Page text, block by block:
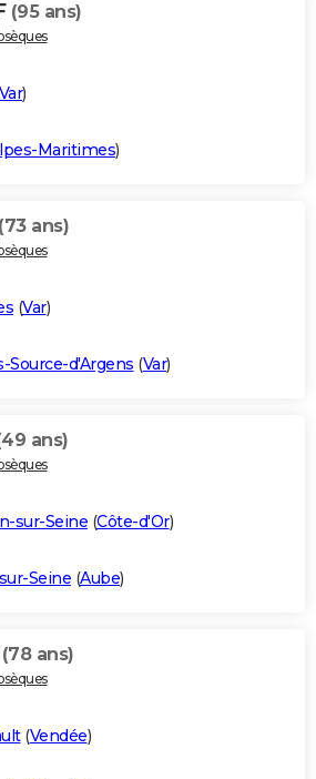
(95 ans)
)
Maritimes)
(73 ans)
(Var)
Source-d'Argens (Var)
ans)
sur-Seine (Côte-d'Or)
Seine (Aube)
(78 ans)
(Vendée)